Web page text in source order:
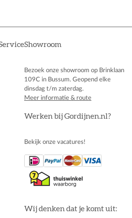
Showroom
Bezoek onze showroom op Brinklaan
109C in Bussum. Geopend elke
dinsdag t/m zaterdag.
Meer informatie & route
Werken bij Gordijnen.nl?
Bekijk onze vacatures!
Wij denken dat je komt uit: